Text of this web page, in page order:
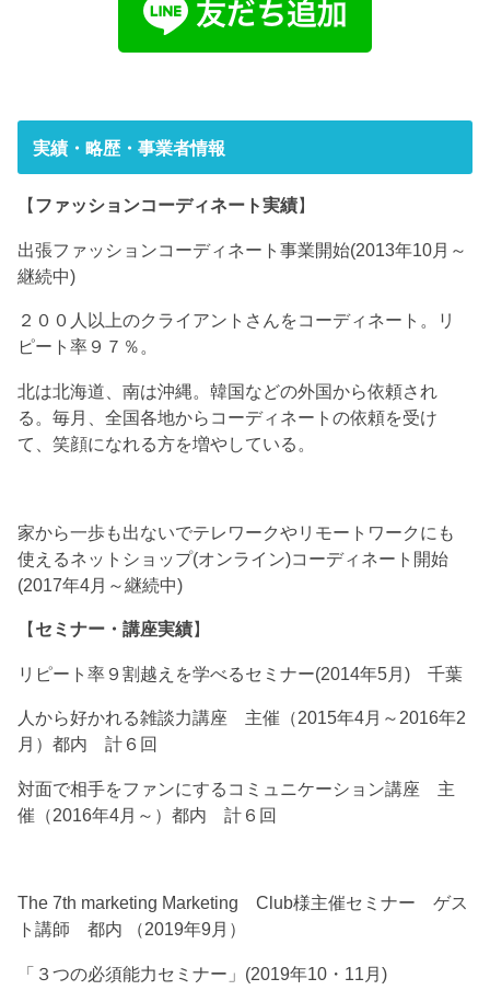
実績・略歴・事業者情報
【 ファッションコーディネート実績】
出張ファッションコーディネート事業開始(2013年10月～
継続中)
２００人以上のクライアントさんをコーディネート。リ
ピート率９７％。
北は北海道、南は沖縄。韓国などの外国から依頼され
る。毎月、全国各地からコーディネートの依頼を受け
て、笑顔になれる方を増やしている。
家から一歩も出ないでテレワークやリモートワークにも
使えるネットショップ(オンライン)コーディネート開始
(2017年4月～継続中)
【セミナー・講座実績】
リピート率９割越えを学べるセミナー(2014年5月) 千葉
人から好かれる雑談力講座 主催（2015年4月～2016年2
月）都内 計６回
対面で相手をファンにするコミュニケーション講座 主
催（2016年4月～）都内 計６回
The 7th marketing Marketing Club様主催セミナー ゲス
ト講師 都内 （2019年9月）
「３つの必須能力セミナー」(2019年10・11月)